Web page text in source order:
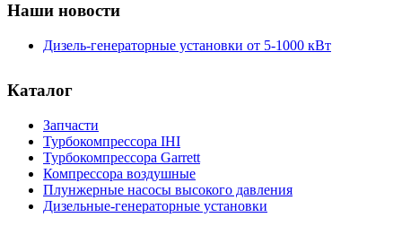
Наши новости
Дизель-генераторные установки от 5-1000 кВт
Каталог
Запчасти
Турбокомпрессора IHI
Турбокомпрессора Garrett
Компрессора воздушные
Плунжерные насосы высокого давления
Дизельные-генераторные установки